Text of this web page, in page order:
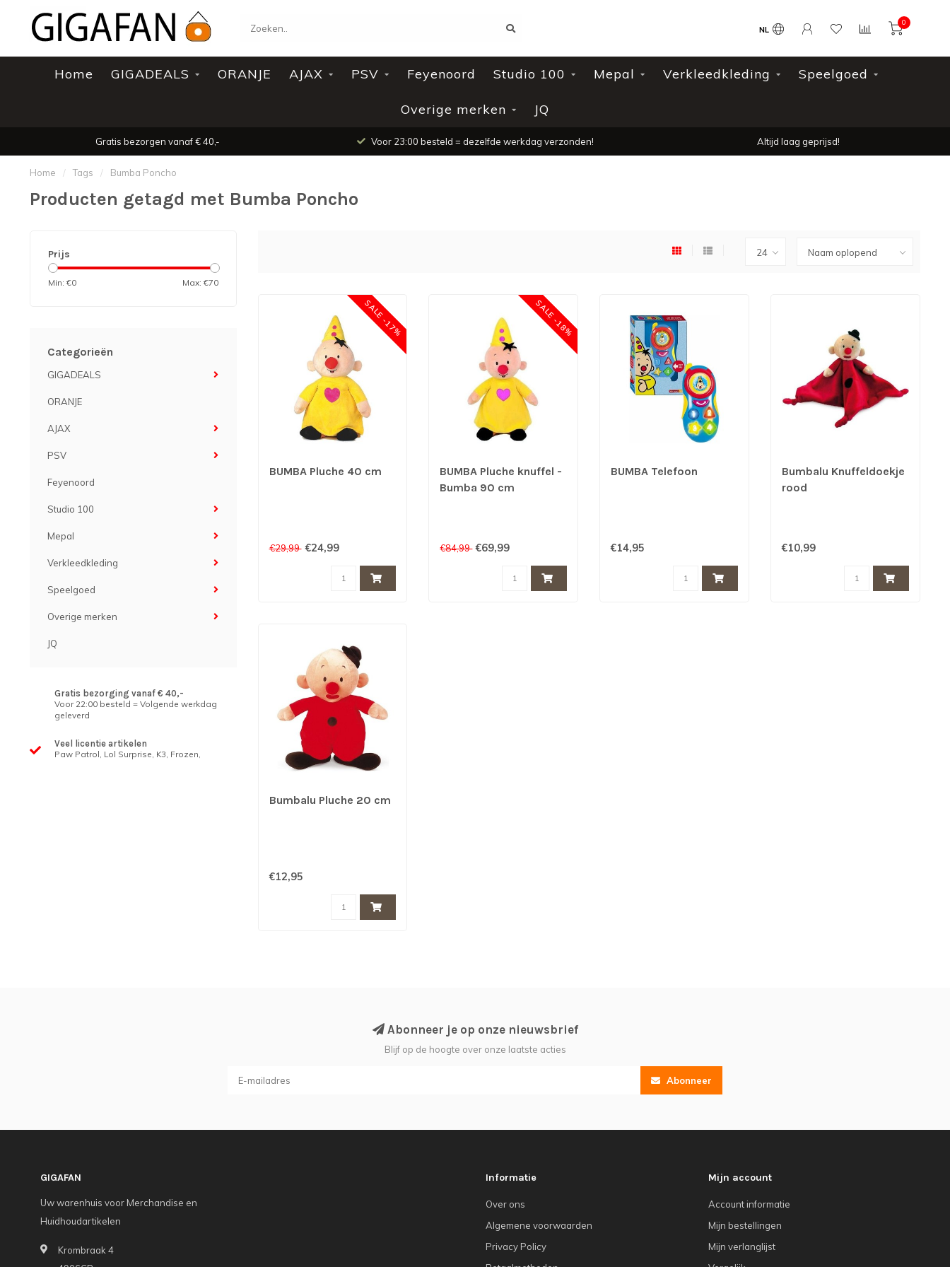
NL
0
Home GIGADEALS ORANJE AJAX PSV Feyenoord Studio 100 Mepal Verkleedkleding Speelgoed
Overige merken JQ
Gratis bezorgen vanaf € 40,- Voor 23:00 besteld = dezelfde werkdag verzonden! Altijd laag geprijsd!
Home / Tags / Bumba Poncho
Producten getagd met Bumba Poncho
Prijs
Min: €0 Max: €70
Categorieën
GIGADEALS
ORANJE
AJAX
PSV
Feyenoord
Studio 100
Mepal
Verkleedkleding
Speelgoed
Overige merken
JQ
Gratis bezorging vanaf € 40,-
Voor 22:00 besteld = Volgende werkdag
geleverd
Veel licentie artikelen
Paw Patrol, Lol Surprise, K3, Frozen,
SALE -17%
BUMBA Pluche 40 cm
€29,99 €24,99
SALE -18%
BUMBA Pluche knuffel -
Bumba 90 cm
€84,99 €69,99
BUMBA Telefoon
€14,95
Bumbalu Knuffeldoekje
rood
€10,99
Bumbalu Pluche 20 cm
€12,95
Abonneer je op onze nieuwsbrief
Blijf op de hoogte over onze laatste acties
Abonneer
GIGAFAN
Uw warenhuis voor Merchandise en
Huidhoudartikelen
Krombraak 4
Informatie
Over ons
Algemene voorwaarden
Privacy Policy
Mijn account
Account informatie
Mijn bestellingen
Mijn verlanglijst